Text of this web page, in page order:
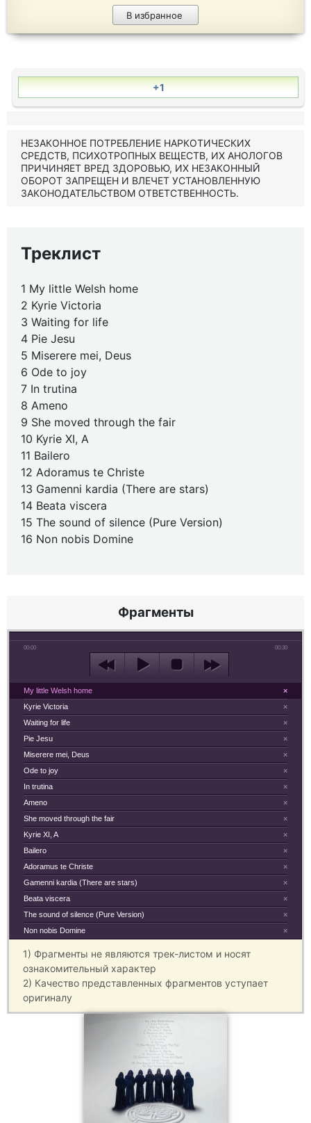
В избранное
+1
НЕЗАКОННОЕ ПОТРЕБЛЕНИЕ НАРКОТИЧЕСКИХ
СРЕДСТВ, ПСИХОТРОПНЫХ ВЕЩЕСТВ, ИХ АНОЛОГОВ
ПРИЧИНЯЕТ ВРЕД ЗДОРОВЬЮ, ИХ НЕЗАКОННЫЙ
ОБОРОТ ЗАПРЕЩЕН И ВЛЕЧЕТ УСТАНОВЛЕННУЮ
ЗАКОНОДАТЕЛЬСТВОМ ОТВЕТСТВЕННОСТЬ.
Треклист
1 My little Welsh home
2 Kyrie Victoria
3 Waiting for life
4 Pie Jesu
5 Miserere mei, Deus
6 Ode to joy
7 In trutina
8 Ameno
9 She moved through the fair
10 Kyrie XI, A
11 Bailero
12 Adoramus te Christe
13 Gamenni kardia (There are stars)
14 Beata viscera
15 The sound of silence (Pure Version)
16 Non nobis Domine
Фрагменты
00:00 00:30
×
My little Welsh home
×
Kyrie Victoria
×
Waiting for life
×
Pie Jesu
×
Miserere mei, Deus
×
Ode to joy
×
In trutina
×
Ameno
×
She moved through the fair
×
Kyrie XI, A
×
Bailero
×
Adoramus te Christe
×
Gamenni kardia (There are stars)
×
Beata viscera
×
The sound of silence (Pure Version)
×
Non nobis Domine
1) Фрагменты не являются трек-листом и носят
ознакомительный характер
2) Качество представленных фрагментов уступает
оригиналу